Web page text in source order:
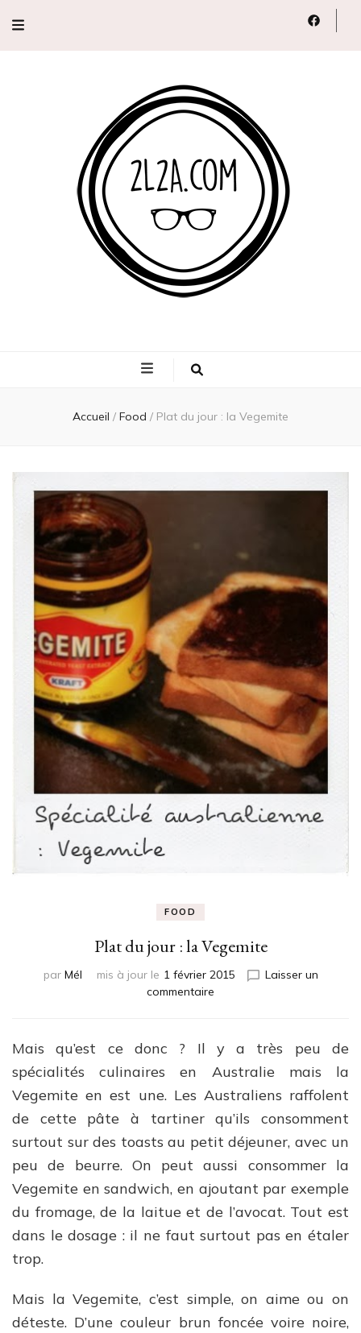
Accueil / Food / Plat du jour : la Vegemite
FOOD
Plat du jour : la Vegemite
par Mél mis à jour le 1 février 2015
Laisser un
commentaire
la
Vegemite
Mais qu’est ce donc ? Il y a très peu de
spécialités culinaires en Australie mais la
Vegemite en est une. Les Australiens raffolent
de cette pâte à tartiner qu’ils consomment
surtout sur des toasts au petit déjeuner, avec un
peu de beurre. On peut aussi consommer la
Vegemite en sandwich, en ajoutant par exemple
du fromage, de la laitue et de l’avocat. Tout est
dans le dosage : il ne faut surtout pas en étaler
trop.
Mais la Vegemite, c’est simple, on aime ou on
déteste. D’une couleur brun foncée voire noire,